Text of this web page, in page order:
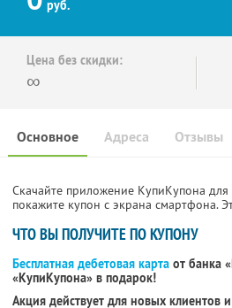
руб.
Цена без скидки:
∞
Основное Отзывы
Адреса
Скачайте приложение КупиКупона для
покажите купон с экрана смартфона.
ЧТО ВЫ ПОЛУЧИТЕ ПО КУПОНУ
Бесплатная дебетовая карта от банка
«КупиКупона» в подарок!
Акция действует для новых клиентов